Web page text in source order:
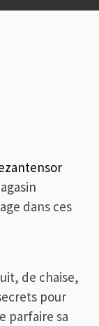
dans ces
de chaise,
pour
parfaire sa